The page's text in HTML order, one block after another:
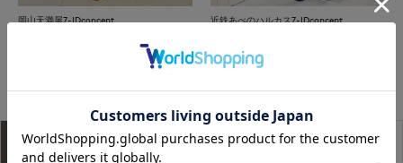
岡山天満屋7-IDconcept. 近鉄あべのハルカス7-IDconcept.
もっと見る
アイテム説明 サイズ詳細 購入レビュー